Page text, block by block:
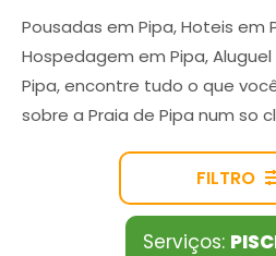
Pousadas em Pipa, Hoteis em
Hospedagem em Pipa,
Pipa, encontre tudo o que
sobre a Praia de Pipa num so
FILTRO
Serviços: